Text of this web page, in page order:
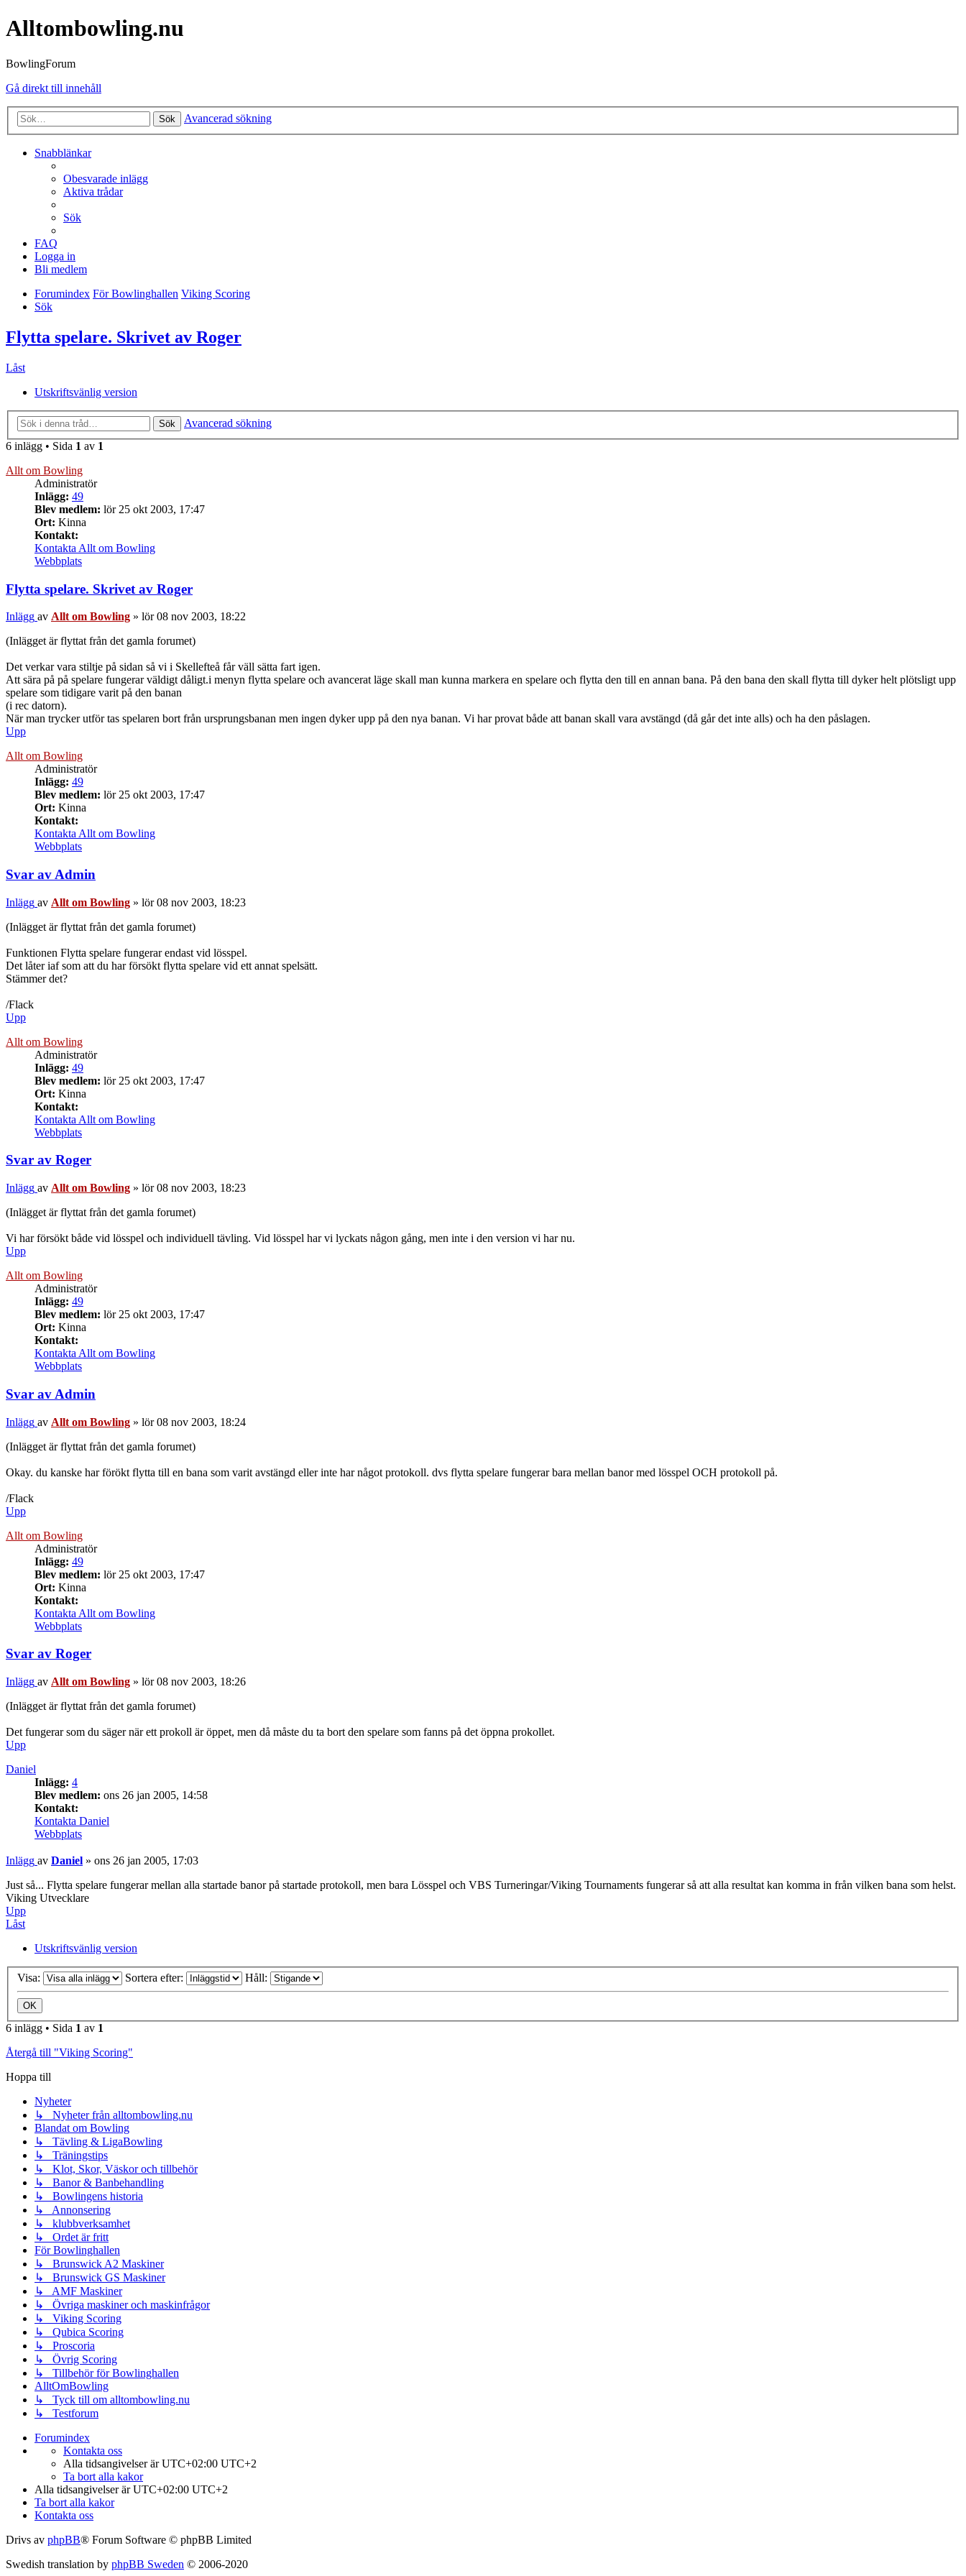
Alltombowling.nu
BowlingForum
Gå direkt till innehåll
Sök Avancerad sökning
Snabblänkar
Obesvarade inlägg
Aktiva trådar
Sök
FAQ
Logga in
Bli medlem
Forumindex För Bowlinghallen Viking Scoring
Sök
Flytta spelare. Skrivet av Roger
Låst
Utskriftsvänlig version
Sök
Avancerad sökning
6 inlägg • Sida 1 av 1
Allt om Bowling
Administratör
Inlägg: 49
Blev medlem: lör 25 okt 2003, 17:47
Ort: Kinna
Kontakt:
Kontakta Allt om Bowling
Webbplats
Flytta spelare. Skrivet av Roger
Inlägg av Allt om Bowling » lör 08 nov 2003, 18:22
(Inlägget är flyttat från det gamla forumet)
Det verkar vara stiltje på sidan så vi i Skellefteå får väll sätta fart igen.
Att sära på på spelare fungerar väldigt dåligt.i menyn flytta spelare och avancerat läge skall man kunna markera en spelare och flytta den till en annan bana. På den bana den skall flytta till dyker helt plötsligt upp
spelare som tidigare varit på den banan
(i rec datorn).
När man trycker utför tas spelaren bort från ursprungsbanan men ingen dyker upp på den nya banan. Vi har provat både att banan skall vara avstängd (då går det inte alls) och ha den påslagen.
Upp
Allt om Bowling
Administratör
Inlägg: 49
Blev medlem: lör 25 okt 2003, 17:47
Ort: Kinna
Kontakt:
Kontakta Allt om Bowling
Webbplats
Svar av Admin
Inlägg av Allt om Bowling » lör 08 nov 2003, 18:23
(Inlägget är flyttat från det gamla forumet)
Funktionen Flytta spelare fungerar endast vid lösspel.
Det låter iaf som att du har försökt flytta spelare vid ett annat spelsätt.
Stämmer det?
/Flack
Upp
Allt om Bowling
Administratör
Inlägg: 49
Blev medlem: lör 25 okt 2003, 17:47
Ort: Kinna
Kontakt:
Kontakta Allt om Bowling
Webbplats
Svar av Roger
Inlägg av Allt om Bowling » lör 08 nov 2003, 18:23
(Inlägget är flyttat från det gamla forumet)
Vi har försökt både vid lösspel och individuell tävling. Vid lösspel har vi lyckats någon gång, men inte i den version vi har nu.
Upp
Allt om Bowling
Administratör
Inlägg: 49
Blev medlem: lör 25 okt 2003, 17:47
Ort: Kinna
Kontakt:
Kontakta Allt om Bowling
Webbplats
Svar av Admin
Inlägg av Allt om Bowling » lör 08 nov 2003, 18:24
(Inlägget är flyttat från det gamla forumet)
Okay. du kanske har förökt flytta till en bana som varit avstängd eller inte har något protokoll. dvs flytta spelare fungerar bara mellan banor med lösspel OCH protokoll på.
/Flack
Upp
Allt om Bowling
Administratör
Inlägg: 49
Blev medlem: lör 25 okt 2003, 17:47
Ort: Kinna
Kontakt:
Kontakta Allt om Bowling
Webbplats
Svar av Roger
Inlägg av Allt om Bowling » lör 08 nov 2003, 18:26
(Inlägget är flyttat från det gamla forumet)
Det fungerar som du säger när ett prokoll är öppet, men då måste du ta bort den spelare som fanns på det öppna prokollet.
Upp
Daniel
Inlägg: 4
Blev medlem: ons 26 jan 2005, 14:58
Kontakt:
Kontakta Daniel
Webbplats
Inlägg av Daniel » ons 26 jan 2005, 17:03
Just så... Flytta spelare fungerar mellan alla startade banor på startade protokoll, men bara Lösspel och VBS Turneringar/Viking Tournaments fungerar så att alla resultat kan komma in från vilken bana som helst.
Viking Utvecklare
Upp
Låst
Utskriftsvänlig version
Visa: Sortera efter: Håll:
6 inlägg • Sida 1 av 1
Återgå till "Viking Scoring"
Hoppa till
Nyheter
↳ Nyheter från alltombowling.nu
Blandat om Bowling
↳ Tävling & LigaBowling
↳ Träningstips
↳ Klot, Skor, Väskor och tillbehör
↳ Banor & Banbehandling
↳ Bowlingens historia
↳ Annonsering
↳ klubbverksamhet
↳ Ordet är fritt
För Bowlinghallen
↳ Brunswick A2 Maskiner
↳ Brunswick GS Maskiner
↳ AMF Maskiner
↳ Övriga maskiner och maskinfrågor
↳ Viking Scoring
↳ Qubica Scoring
↳ Proscoria
↳ Övrig Scoring
↳ Tillbehör för Bowlinghallen
AlltOmBowling
↳ Tyck till om alltombowling.nu
↳ Testforum
Forumindex
Kontakta oss
Alla tidsangivelser är UTC+02:00 UTC+2
Ta bort alla kakor
Alla tidsangivelser är UTC+02:00 UTC+2
Ta bort alla kakor
Kontakta oss
Drivs av phpBB® Forum Software © phpBB Limited
Swedish translation by phpBB Sweden © 2006-2020